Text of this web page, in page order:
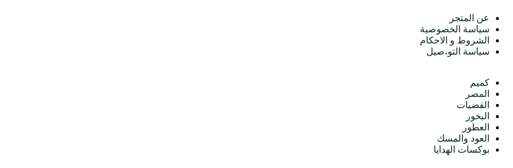
عن المتجر
سياسة الخصوصية
الشروط و الاحكام
سياسة التو،صيل
كميم
المصر
الفضيات
البخور
العطور
العود والمسك
بوكسات الهدايا